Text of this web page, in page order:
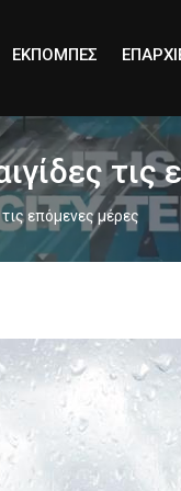
ΕΚΠΟΜΠΕΣ
επόμενες μέρες